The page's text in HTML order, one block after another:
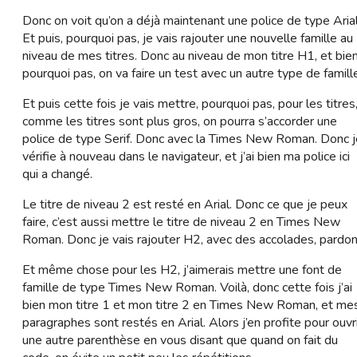
Donc on voit qu’on a déjà maintenant une police de type
Et puis, pourquoi pas, je vais rajouter une nouvelle famille au
niveau de mes titres. Donc au niveau de mon titre H1, et
pourquoi pas, on va faire un test avec un autre type de
Et puis cette fois je vais mettre, pourquoi pas, pour les titres,
comme les titres sont plus gros, on pourra s’accorder une
police de type Serif. Donc avec la Times New Roman. Donc
vérifie à nouveau dans le navigateur, et j’ai bien ma police ici
qui a changé.
Le titre de niveau 2 est resté en Arial. Donc ce que je peux
faire, c’est aussi mettre le titre de niveau 2 en Times New
Roman. Donc je vais rajouter H2, avec des accolades,
Et même chose pour les H2, j’aimerais mettre une font de
famille de type Times New Roman. Voilà, donc cette fois j’ai
bien mon titre 1 et mon titre 2 en Times New Roman, et
paragraphes sont restés en Arial. Alors j’en profite pour
une autre parenthèse en vous disant que quand on fait du